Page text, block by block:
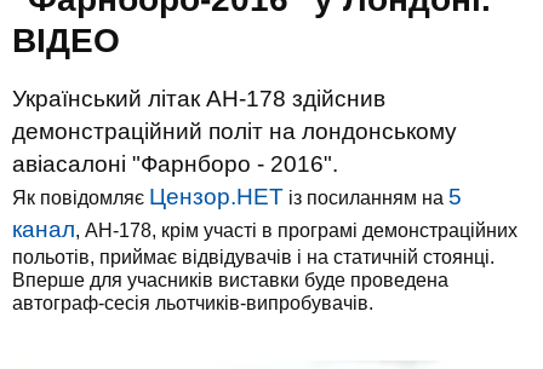
ВIДЕО
Український літак АН-178 здійснив
демонстраційний політ на лондонському
авіасалоні "Фарнборо - 2016".
Як повідомляє Цензор.НЕТ із посиланням на 5
канал, АН-178, крім участі в програмі демонстраційних
польотів, приймає відвідувачів і на статичній стоянці.
Вперше для учасників виставки буде проведена
автограф-сесія льотчиків-випробувачів.